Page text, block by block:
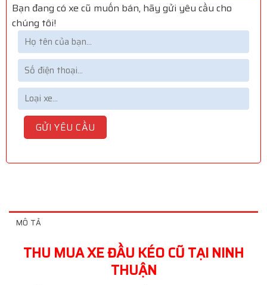
Bạn đang có xe cũ muốn bán, hãy gửi yêu cầu cho
chúng tôi!
MÔ TẢ
THU MUA XE ĐẦU KÉO CŨ TẠI NINH
THUẬN